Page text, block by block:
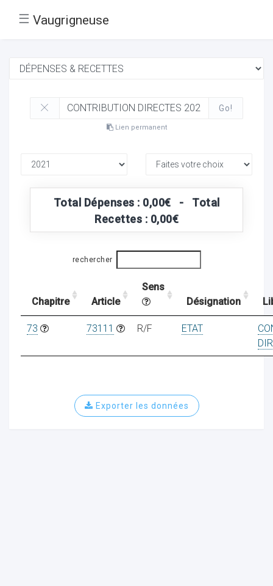
☰ Vaugrigneuse
Go!
Lien permanent
Total Dépenses : 0,00€ - Total
Recettes : 0,00€
rechercher
Chapitre Article
Sens
Désignation
73 73111 R/F ETAT
Exporter les données